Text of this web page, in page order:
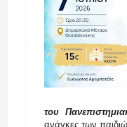
του
ανάγκες των